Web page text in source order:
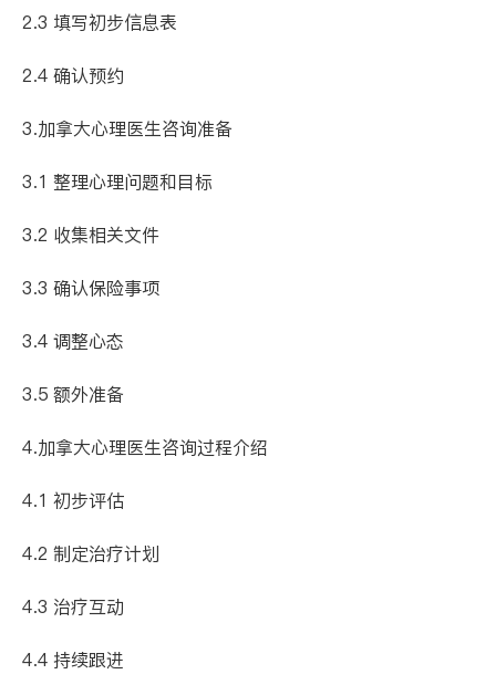
2.3 填写初步信息表
2.4 确认预约
3.加拿大心理医生咨询准备
3.1 整理心理问题和目标
3.2 收集相关文件
3.3 确认保险事项
3.4 调整心态
3.5 额外准备
4.加拿大心理医生咨询过程介绍
4.1 初步评估
4.2 制定治疗计划
4.3 治疗互动
4.4 持续跟进